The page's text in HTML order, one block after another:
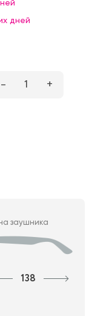
дней
– 1 +
заушника
138